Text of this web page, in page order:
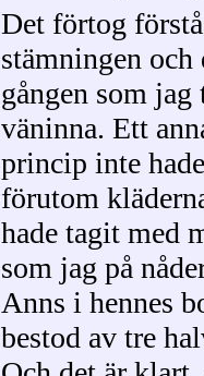
Det förtog
stämningen och
gången som jag
väninna. Ett
princip inte
förutom
hade tagit med
som jag på
Anns i hennes
bestod av tre